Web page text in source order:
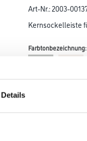
Details
Art-Nr.:2003-
Kernsockelleiste
Farbtonbezeichnung: